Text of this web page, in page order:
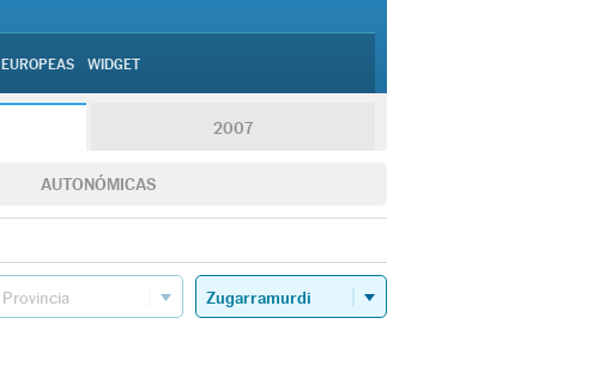
EUROPEAS WIDGET
2007
AUTONÓMICAS